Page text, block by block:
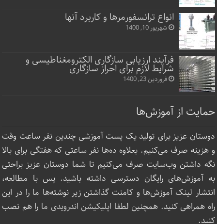
انواع ترانسفورمرها و کاربرد آنها
شهریور 10, 1400
فرآیند ارزیابی سازگاری الکترومغناطیسی و
شرایط لازم برای احراز سازگاری
فروردین 23, 1400
حمایت از آموزش‌ها
دوستان عزیز برای تولید یک پست آموزشی چندین نفر ساعت‌ وقت
و هزینه صرف می‌کنیم. بعلاوه ده‌ها نفر ساعتی که هفتگی برای بالا
نگه داشتن وب‌سایت صرف ‌می‌کنیم تا شما دوستان عزیز براحتی
به آموزش‌های رایگان دسترسی داشته باشید. پس با مطالعه،
انتشار لینک‌ آموزش‌ها و کامنت گذاشتن زیر نوشته‌‌ها ما را در این
راه همراهی کنید. همچنین لطفا اپلیکیشن اندرویدی ما را هم نصب
کنید.